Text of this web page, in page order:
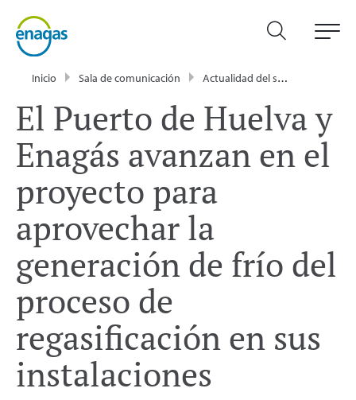
Inicio Sala de comunicación Actualidad del sector energético - Enagás
El Puerto de Huelva y
Enagás avanzan en el
proyecto para
aprovechar la
generación de frío del
proceso de
regasificación en sus
instalaciones